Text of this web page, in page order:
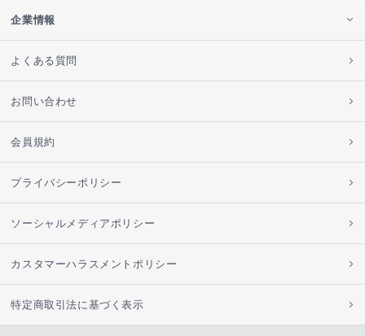
企業情報
よくある質問
お問い合わせ
会員規約
プライバシーポリシー
ソーシャルメディアポリシー
カスタマーハラスメントポリシー
特定商取引法に基づく表示